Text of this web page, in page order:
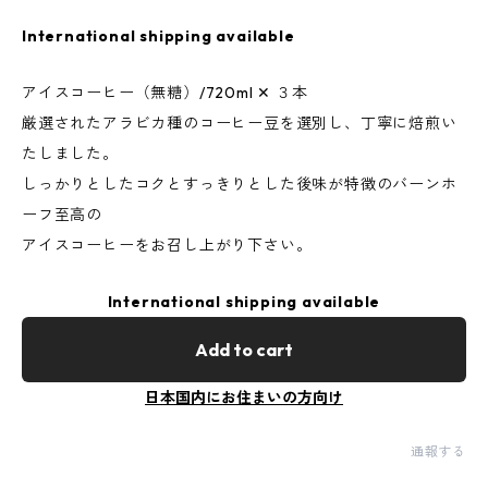
International shipping available
アイスコーヒー（無糖）/720ml ✕ ３本
厳選されたアラビカ種のコーヒー豆を選別し、丁寧に焙煎い
たしました。
しっかりとしたコクとすっきりとした後味が特徴のバーンホ
ーフ至高の
アイスコーヒーをお召し上がり下さい。
International shipping available
Add to cart
日本国内にお住まいの方向け
通報する